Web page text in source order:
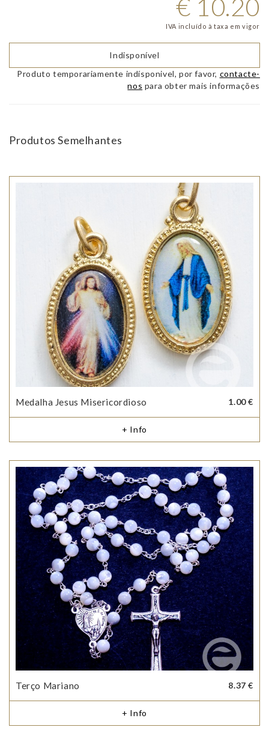
€ 10.20
IVA incluído à taxa em vigor
Indisponível
Produto temporariamente indísponivel, por favor, contacte-
nos para obter mais informações
Produtos Semelhantes
Medalha Jesus Misericordioso 1.00 €
+ Info
Terço Mariano 8.37 €
+ Info